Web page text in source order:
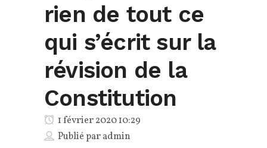
rien de tout ce
qui s’écrit sur la
révision de la
Constitution
1 février 2020 10:29
Publié paradmin